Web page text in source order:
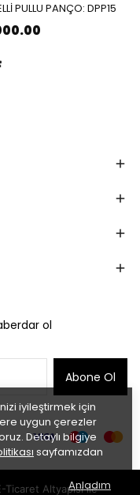
iyileştirmek için
uygun çerezler
Detaylı bilgiye
sayfamızdan
Anladım
PULLU PANÇO: DPP15
ol
Abone Ol
Ticaret Altyapısı ile